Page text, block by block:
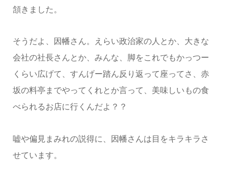
頷きました。
そうだよ、因幡さん。えらい政治家の人とか、大きな
会社の社長さんとか、みんな、脚をこれでもかっつー
くらい広げて、すんげー踏ん反り返って座ってさ、赤
坂の料亭までやってくれとか言って、美味しいもの食
べられるお店に行くんだよ？？
嘘や偏見まみれの説得に、因幡さんは目をキラキラさ
せています。